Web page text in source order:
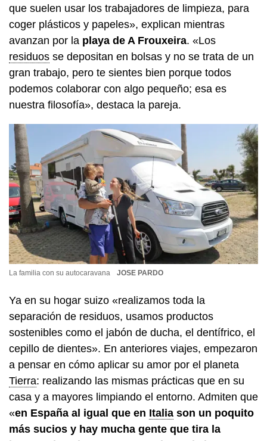
que suelen usar los trabajadores de limpieza, para
coger plásticos y papeles», explican mientras
avanzan por la playa de A Frouxeira. «Los
residuos se depositan en bolsas y no se trata de un
gran trabajo, pero te sientes bien porque todos
podemos colaborar con algo pequeño; esa es
nuestra filosofía», destaca la pareja.
La familia con su autocaravana JOSE PARDO
Ya en su hogar suizo «realizamos toda la
separación de residuos, usamos productos
sostenibles como el jabón de ducha, el dentífrico, el
cepillo de dientes». En anteriores viajes, empezaron
a pensar en cómo aplicar su amor por el planeta
Tierra: realizando las mismas prácticas que en su
casa y a mayores limpiando el entorno. Admiten que
«en España al igual que en Italia son un poquito
más sucios y hay mucha gente que tira la